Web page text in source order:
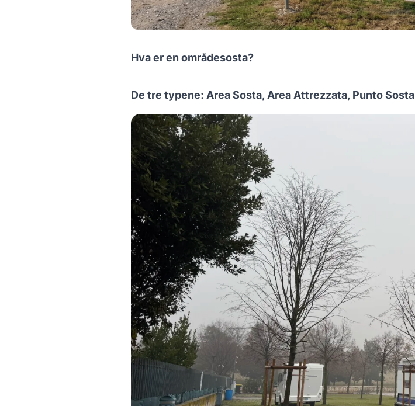
Hva er en områdesosta?
De tre typene: Area Sosta, Area Attrezzata, Punto Sosta